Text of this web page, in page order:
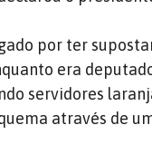
por ter
era
servidores
através de